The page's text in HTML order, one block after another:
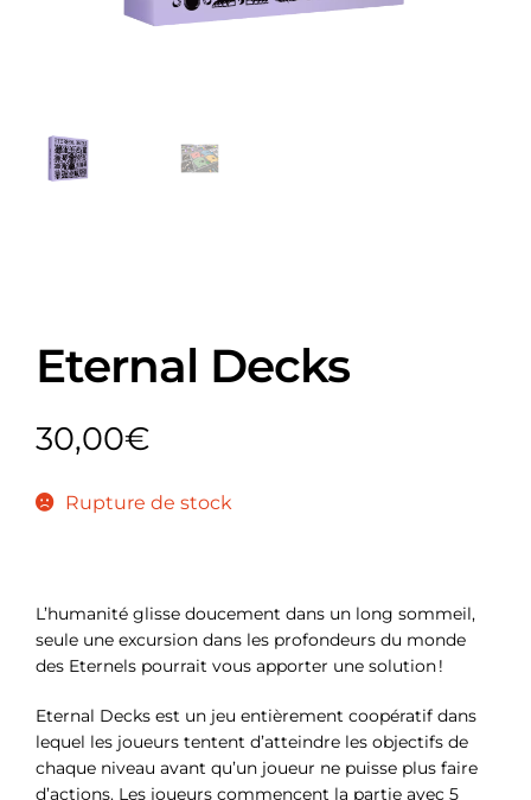
Eternal Decks
30,00€
Rupture de stock
L’humanité glisse doucement dans un long sommeil,
seule une excursion dans les profondeurs du monde
des Eternels pourrait vous apporter une solution !
Eternal Decks est un jeu entièrement coopératif dans
lequel les joueurs tentent d’atteindre les objectifs de
chaque niveau avant qu’un joueur ne puisse plus faire
d’actions. Les joueurs commencent la partie avec 5